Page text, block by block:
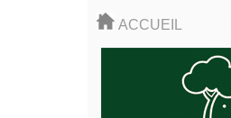
ACCUEIL